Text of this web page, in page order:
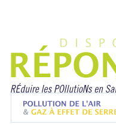
Pollution